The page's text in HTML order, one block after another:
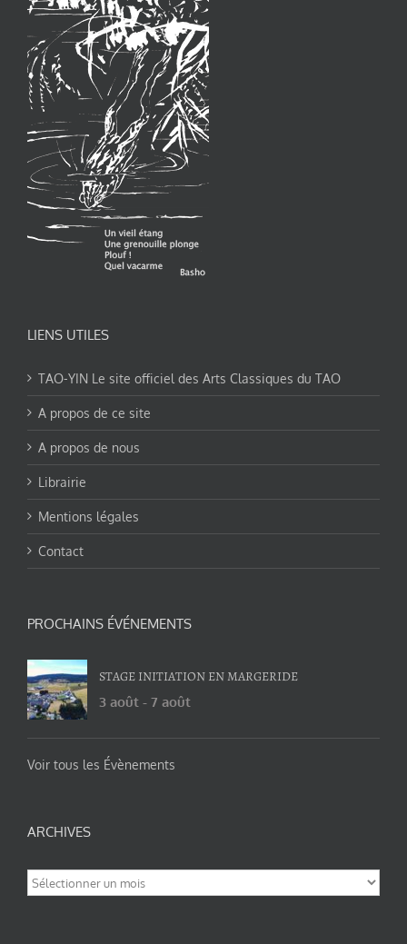
LIENS UTILES
TAO-YIN Le site officiel des Arts Classiques du TAO
A propos de ce site
A propos de nous
Librairie
Mentions légales
Contact
PROCHAINS ÉVÉNEMENTS
STAGE INITIATION EN MARGERIDE
3 août - 7 août
Voir tous les Évènements
ARCHIVES
Archives